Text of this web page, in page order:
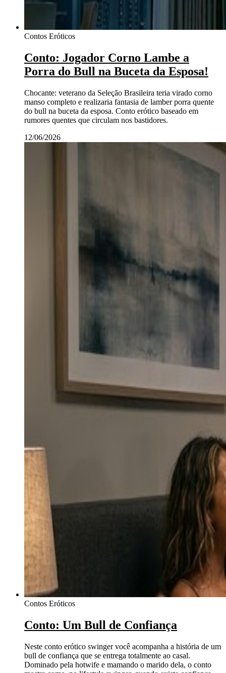
Contos Eróticos
Conto: Jogador Corno Lambe a
Porra do Bull na Buceta da Esposa!
Chocante: veterano da Seleção Brasileira teria virado corno
manso completo e realizaria fantasia de lamber porra quente
do bull na buceta da esposa. Conto erótico baseado em
rumores quentes que circulam nos bastidores.
12/06/2026
Contos Eróticos
Conto: Um Bull de Confiança
Neste conto erótico swinger você acompanha a história de um
bull de confiança que se entrega totalmente ao casal.
Dominado pela hotwife e mamando o marido dela, o conto